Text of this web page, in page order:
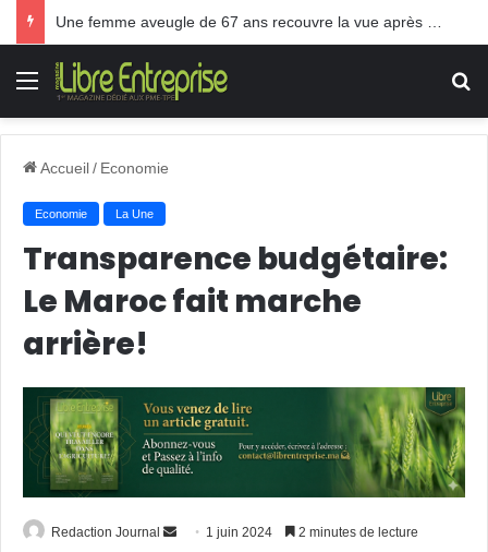
Menu
Accueil/ Economie
Economie La Une
Transparence budgétaire:
Le Maroc fait marche
arrière!
Redaction Journal
Envoyer1 juin 2024 2 minutes de lecture